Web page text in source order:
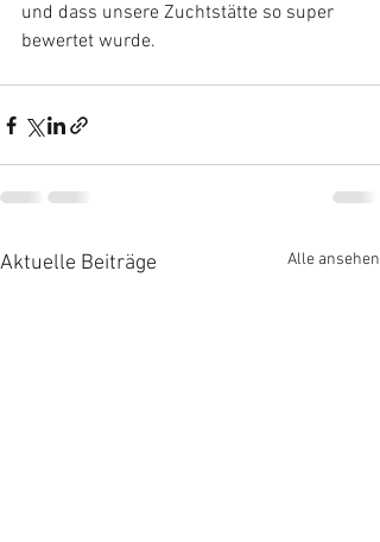
und dass unsere Zuchtstätte so super
bewertet wurde.
Aktuelle Beiträge Alle ansehen